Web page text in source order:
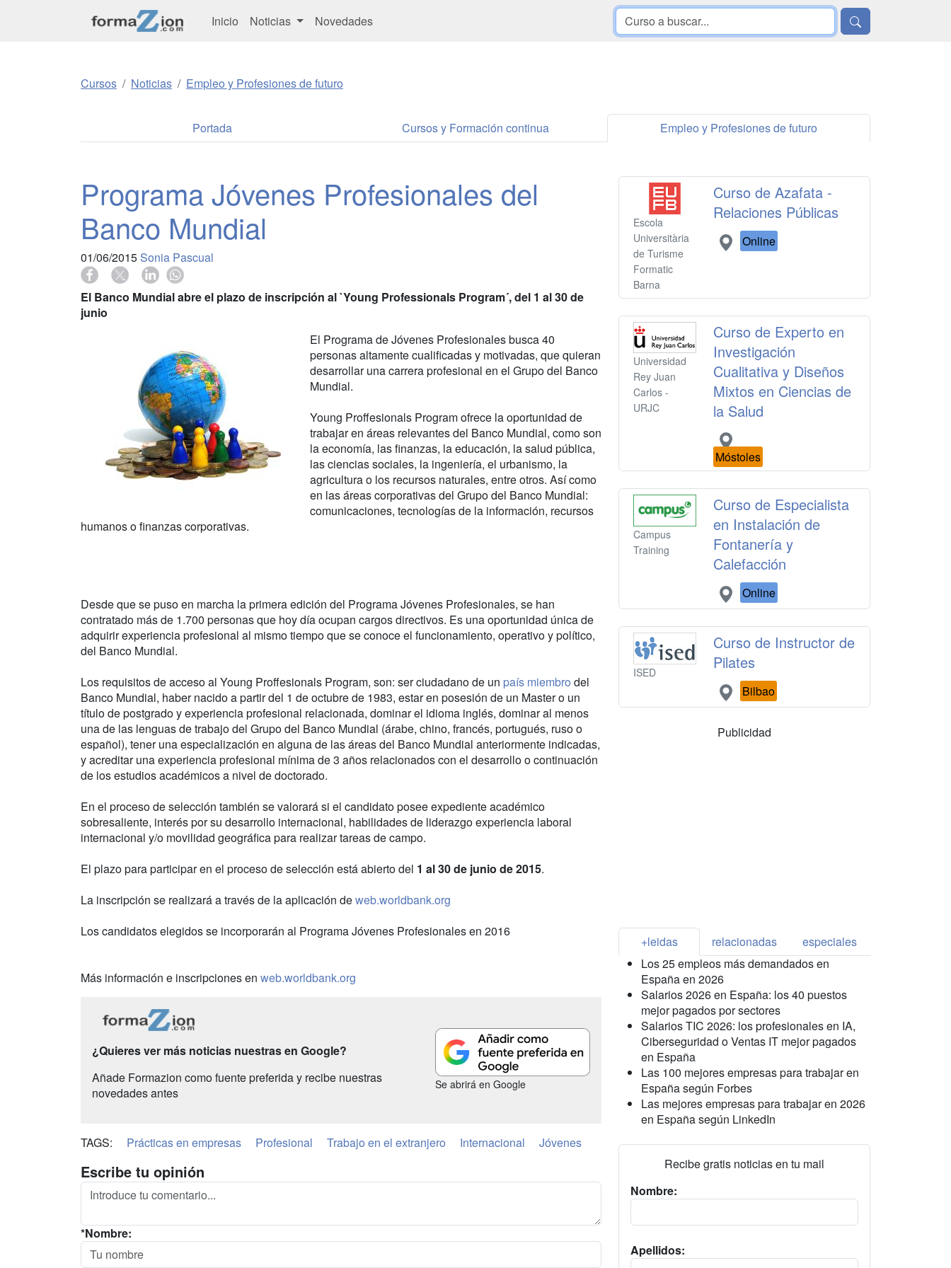
Inicio Noticias Novedades
Cursos Noticias Empleo y Profesiones de futuro
Portada Cursos y Formación continua Empleo y Profesiones de futuro
Programa Jóvenes Profesionales del
Banco Mundial
01/06/2015 Sonia Pascual
El Banco Mundial abre el plazo de inscripción al `Young Professionals Program´, del 1 al 30 de
junio
El Programa de Jóvenes Profesionales busca 40
personas altamente cualificadas y motivadas, que quieran
desarrollar una carrera profesional en el Grupo del Banco
Mundial.
Young Proffesionals Program ofrece la oportunidad de
trabajar en áreas relevantes del Banco Mundial, como son
la economía, las finanzas, la educación, la salud pública,
las ciencias sociales, la ingeniería, el urbanismo, la
agricultura o los recursos naturales, entre otros. Así como
en las áreas corporativas del Grupo del Banco Mundial:
comunicaciones, tecnologías de la información, recursos
humanos o finanzas corporativas.
Desde que se puso en marcha la primera edición del Programa Jóvenes Profesionales, se han
contratado más de 1.700 personas que hoy día ocupan cargos directivos. Es una oportunidad única de
adquirir experiencia profesional al mismo tiempo que se conoce el funcionamiento, operativo y político,
del Banco Mundial.
Los requisitos de acceso al Young Proffesionals Program, son: ser ciudadano de un país miembro del
Banco Mundial, haber nacido a partir del 1 de octubre de 1983, estar en posesión de un Master o un
título de postgrado y experiencia profesional relacionada, dominar el idioma inglés, dominar al menos
una de las lenguas de trabajo del Grupo del Banco Mundial (árabe, chino, francés, portugués, ruso o
español), tener una especialización en alguna de las áreas del Banco Mundial anteriormente indicadas,
y acreditar una experiencia profesional mínima de 3 años relacionados con el desarrollo o continuación
de los estudios académicos a nivel de doctorado.
En el proceso de selección también se valorará si el candidato posee expediente académico
sobresaliente, interés por su desarrollo internacional, habilidades de liderazgo experiencia laboral
internacional y/o movilidad geográfica para realizar tareas de campo.
El plazo para participar en el proceso de selección está abierto del 1 al 30 de junio de 2015.
La inscripción se realizará a través de la aplicación deweb.worldbank.org
Los candidatos elegidos se incorporarán al Programa Jóvenes Profesionales en 2016
Más información e inscripciones en web.worldbank.org
¿Quieres ver más noticias nuestras en Google?
Añade Formazion como fuente preferida y recibe nuestras
novedades antes
Se abrirá en Google
TAGS: Prácticas en empresas Profesional Trabajo en el extranjero Internacional Jóvenes
Escribe tu opinión
*Nombre:
Escola
Universitària
de Turisme
Formatic
Barna
Curso de Azafata -
Relaciones Públicas
Online
Universidad
Rey Juan
Carlos -
URJC
Curso de Experto en
Investigación
Cualitativa y Diseños
Mixtos en Ciencias de
la Salud
Móstoles
Campus
Training
Curso de Especialista
en Instalación de
Fontanería y
Calefacción
Online
ISED
Curso de Instructor de
Pilates
Bilbao
Publicidad
+leidas relacionadas
especiales
Los 25 empleos más demandados en
España en 2026
Salarios 2026 en España: los 40 puestos
mejor pagados por sectores
Salarios TIC 2026: los profesionales en IA,
Ciberseguridad o Ventas IT mejor pagados
en España
Las 100 mejores empresas para trabajar en
España según Forbes
Las mejores empresas para trabajar en 2026
en España según LinkedIn
Recibe gratis noticias en tu mail
Nombre:
Apellidos: